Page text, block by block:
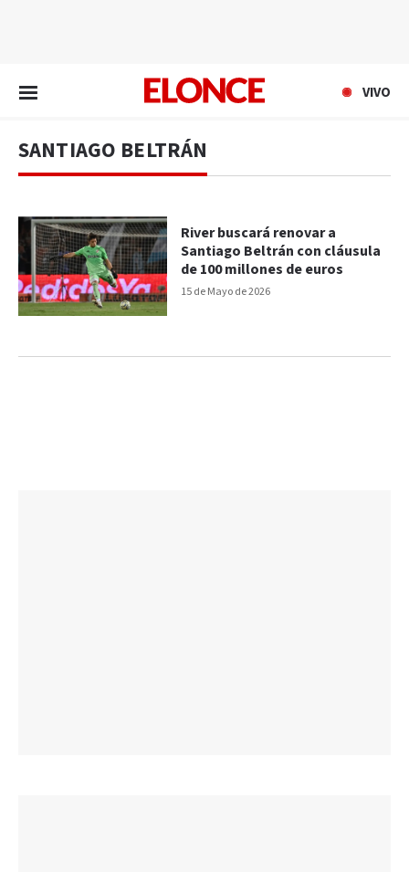
VIVO
SANTIAGO BELTRÁN
15 de Mayo de 2026
River buscará renovar a
Santiago Beltrán con cláusula
de 100 millones de euros